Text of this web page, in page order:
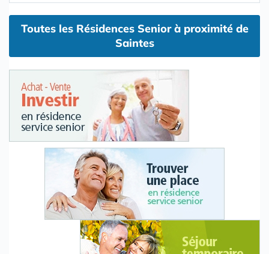
Toutes les Résidences Senior à proximité de
Saintes